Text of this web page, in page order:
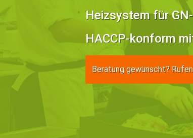
Heizsystem für
HACCP-konform
Beratung gewünscht?